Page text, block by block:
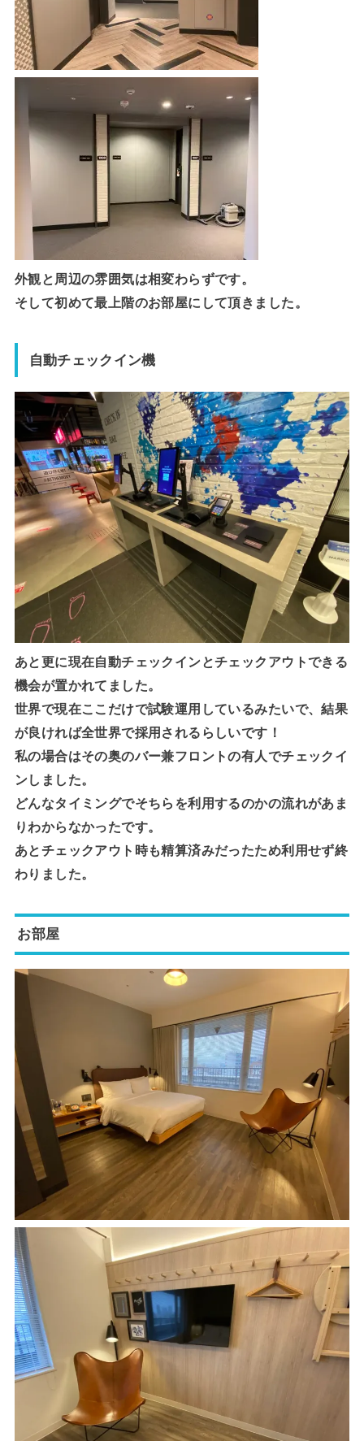
外観と周辺の雰囲気は相変わらずです。
そして初めて最上階のお部屋にして頂きました。
自動チェックイン機
あと更に現在自動チェックインとチェックアウトできる
機会が置かれてました。
世界で現在ここだけで試験運用しているみたいで、結果
が良ければ全世界で採用されるらしいです！
私の場合はその奥のバー兼フロントの有人でチェックイ
ンしました。
どんなタイミングでそちらを利用するのかの流れがあま
りわからなかったです。
あとチェックアウト時も精算済みだったため利用せず終
わりました。
お部屋